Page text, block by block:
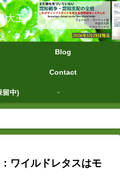
大王
Blog
Contact
留中)
ワイルドレタスはモ